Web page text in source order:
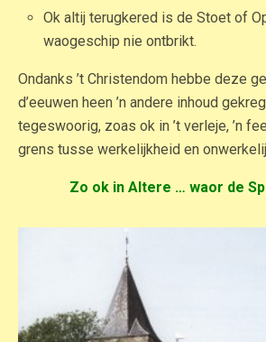
Ok altij terugkered is de Stoet of
waogeschip nie ontbrikt.
Ondanks ’t Christendom hebbe deze
d’eeuwen heen ’n andere inhoud
tegeswoorig, zoas ok in ’t verleje, ’n
grens tusse werkelijkheid en
Zo ok in Altere … waor de